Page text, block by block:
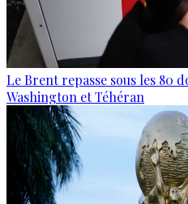
Le Brent repasse sous les 80
Washington et Téhéran